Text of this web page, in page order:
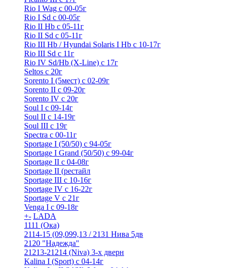
Rio I Wag c 00-05г
Rio I Sd с 00-05г
Rio II Hb с 05-11г
Rio II Sd с 05-11г
Rio III Hb / Hyundai Solaris I Hb с 10-17г
Rio III Sd c 11г
Rio IV Sd/Hb (X-Line) с 17г
Seltos с 20г
Sorento I (5мест) с 02-09г
Sorento II c 09-20г
Sorento IV с 20г
Soul I с 09-14г
Soul II с 14-19г
Soul III с 19г
Spectra с 00-11г
Sportage I (50/50) с 94-05г
Sportage I Grand (50/50) с 99-04г
Sportage II c 04-08г
Sportage II (рестайл
Sportage III c 10-16г
Sportage IV с 16-22г
Sportage V с 21г
Venga I c 09-18г
+- LADA
1111 (Ока)
2114-15 (09,099,13 / 2131 Нива 5дв
2120 "Надежда"
21213-21214 (Niva) 3-х дверн
Kalina I (Sport) с 04-14г